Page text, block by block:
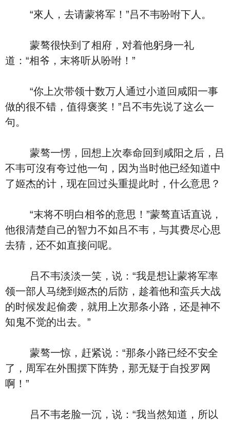
“來人，去请蒙将军！”吕不韦吩咐下人。
蒙骜很快到了相府，对着他躬身一礼
道：“相爷，末将听从吩咐！”
“你上次带领十数万人通过小道回咸阳一事
做的很不错，值得褒奖！”吕不韦先说了这么一
句。
蒙骜一愣，回想上次奉命回到咸阳之后，吕
不韦可沒有夸过他一句，因为当时他已经知道中
了姬杰的计，现在回过头重提此时，什么意思？
“末将不明白相爷的意思！”蒙骜直话直说，
他很清楚自己的智力不如吕不韦，与其费尽心思
去猜，还不如直接问呢。
吕不韦淡淡一笑，说：“我是想让蒙将军率
领一部人马绕到姬杰的后防，趁着他和蛮兵大战
的时候发起偷袭，就用上次那条小路，还是神不
知鬼不觉的出去。”
蒙骜一惊，赶紧说：“那条小路已经不安全
了，周军在外围摆下阵势，那无疑于自投罗网
啊！”
吕不韦老脸一沉，说：“我当然知道，所以